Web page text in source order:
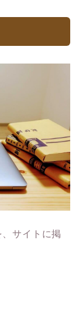
サイトに掲